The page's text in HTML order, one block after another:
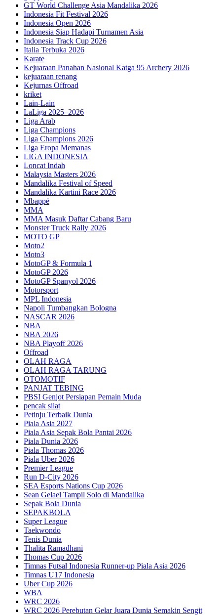
GT World Challenge Asia Mandalika 2026
Indonesia Fit Festival 2026
Indonesia Open 2026
Indonesia Siap Hadapi Turnamen Asia
Indonesia Track Cup 2026
Italia Terbuka 2026
Karate
Kejuaraan Panahan Nasional Katga 95 Archery 2026
kejuaraan renang
Kejurnas Offroad
kriket
Lain-Lain
LaLiga 2025–2026
Liga Arab
Liga Champions
Liga Champions 2026
Liga Eropa Memanas
LIGA INDONESIA
Loncat Indah
Malaysia Masters 2026
Mandalika Festival of Speed
Mandalika Kartini Race 2026
Mbappé
MMA
MMA Masuk Daftar Cabang Baru
Monster Truck Rally 2026
MOTO GP
Moto2
Moto3
MotoGP & Formula 1
MotoGP 2026
MotoGP Spanyol 2026
Motorsport
MPL Indonesia
Napoli Tumbangkan Bologna
NASCAR 2026
NBA
NBA 2026
NBA Playoff 2026
Offroad
OLAH RAGA
OLAH RAGA TARUNG
OTOMOTIF
PANJAT TEBING
PBSI Genjot Persiapan Pemain Muda
pencak silat
Petinju Terbaik Dunia
Piala Asia 2027
Piala Asia Sepak Bola Pantai 2026
Piala Dunia 2026
Piala Thomas 2026
Piala Uber 2026
Premier League
Run D-City 2026
SEA Esports Nations Cup 2026
Sean Gelael Tampil Solo di Mandalika
Sepak Bola Dunia
SEPAKBOLA
Super League
Taekwondo
Tenis Dunia
Thalita Ramadhani
Thomas Cup 2026
Timnas Futsal Indonesia Runner-up Piala Asia 2026
Timnas U17 Indonesia
Uber Cup 2026
WBA
WRC 2026
WRC 2026 Perebutan Gelar Juara Dunia Semakin Sengit